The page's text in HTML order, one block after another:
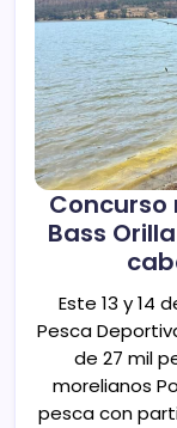
Concurso
Bass
Este 13 y 14
Pesca
de 27 mil
morelianos
pesca con